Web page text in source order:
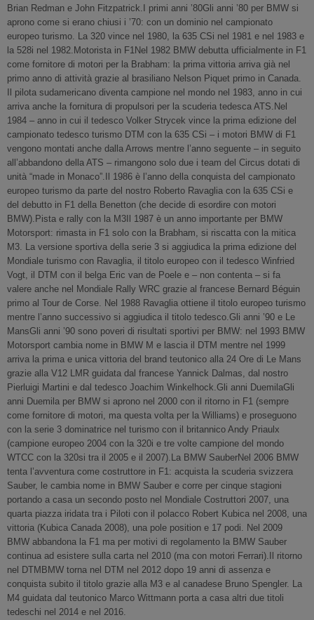
Brian Redman e John Fitzpatrick.I primi anni ’80Gli anni ’80 per BMW si
aprono come si erano chiusi i ’70: con un dominio nel campionato
europeo turismo. La 320 vince nel 1980, la 635 CSi nel 1981 e nel 1983 e
la 528i nel 1982.Motorista in F1Nel 1982 BMW debutta ufficialmente in F1
come fornitore di motori per la Brabham: la prima vittoria arriva già nel
primo anno di attività grazie al brasiliano Nelson Piquet primo in Canada.
Il pilota sudamericano diventa campione nel mondo nel 1983, anno in cui
arriva anche la fornitura di propulsori per la scuderia tedesca ATS.Nel
1984 – anno in cui il tedesco Volker Strycek vince la prima edizione del
campionato tedesco turismo DTM con la 635 CSi – i motori BMW di F1
vengono montati anche dalla Arrows mentre l’anno seguente – in seguito
all’abbandono della ATS – rimangono solo due i team del Circus dotati di
unità “made in Monaco”.Il 1986 è l’anno della conquista del campionato
europeo turismo da parte del nostro Roberto Ravaglia con la 635 CSi e
del debutto in F1 della Benetton (che decide di esordire con motori
BMW).Pista e rally con la M3Il 1987 è un anno importante per BMW
Motorsport: rimasta in F1 solo con la Brabham, si riscatta con la mitica
M3. La versione sportiva della serie 3 si aggiudica la prima edizione del
Mondiale turismo con Ravaglia, il titolo europeo con il tedesco Winfried
Vogt, il DTM con il belga Eric van de Poele e – non contenta – si fa
valere anche nel Mondiale Rally WRC grazie al francese Bernard Béguin
primo al Tour de Corse. Nel 1988 Ravaglia ottiene il titolo europeo turismo
mentre l’anno successivo si aggiudica il titolo tedesco.Gli anni ’90 e Le
MansGli anni ’90 sono poveri di risultati sportivi per BMW: nel 1993 BMW
Motorsport cambia nome in BMW M e lascia il DTM mentre nel 1999
arriva la prima e unica vittoria del brand teutonico alla 24 Ore di Le Mans
grazie alla V12 LMR guidata dal francese Yannick Dalmas, dal nostro
Pierluigi Martini e dal tedesco Joachim Winkelhock.Gli anni DuemilaGli
anni Duemila per BMW si aprono nel 2000 con il ritorno in F1 (sempre
come fornitore di motori, ma questa volta per la Williams) e proseguono
con la serie 3 dominatrice nel turismo con il britannico Andy Priaulx
(campione europeo 2004 con la 320i e tre volte campione del mondo
WTCC con la 320si tra il 2005 e il 2007).La BMW SauberNel 2006 BMW
tenta l’avventura come costruttore in F1: acquista la scuderia svizzera
Sauber, le cambia nome in BMW Sauber e corre per cinque stagioni
portando a casa un secondo posto nel Mondiale Costruttori 2007, una
quarta piazza iridata tra i Piloti con il polacco Robert Kubica nel 2008, una
vittoria (Kubica Canada 2008), una pole position e 17 podi. Nel 2009
BMW abbandona la F1 ma per motivi di regolamento la BMW Sauber
continua ad esistere sulla carta nel 2010 (ma con motori Ferrari).Il ritorno
nel DTMBMW torna nel DTM nel 2012 dopo 19 anni di assenza e
conquista subito il titolo grazie alla M3 e al canadese Bruno Spengler. La
M4 guidata dal teutonico Marco Wittmann porta a casa altri due titoli
tedeschi nel 2014 e nel 2016.